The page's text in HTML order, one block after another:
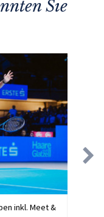
Sie
inkl. Meet &